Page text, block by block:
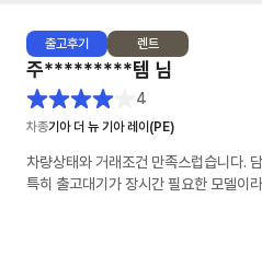
출고후기 렌트
주*********템 님
4
차종기아 더 뉴 기아 레이(PE)
차량상태와 거래조건 만족스럽습니다.
특히 출고대기가 장시간 필요한 모델이